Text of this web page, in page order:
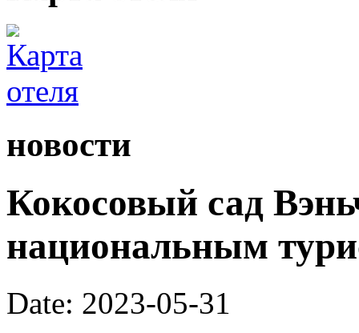
новости
Кокосовый сад
национальным
Date: 2023-05-31